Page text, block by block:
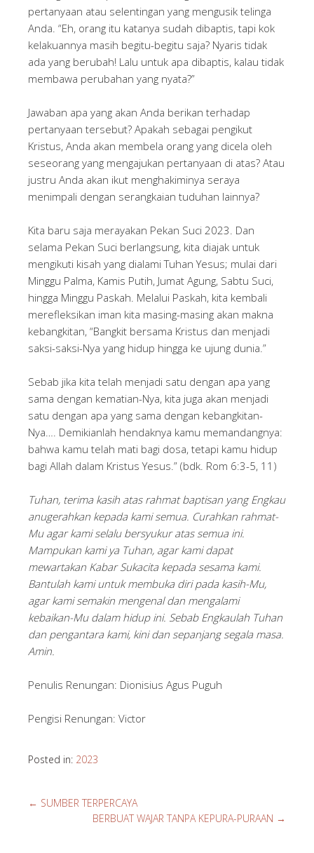
pertanyaan atau selentingan yang mengusik telinga
Anda. “Eh, orang itu katanya sudah dibaptis, tapi kok
kelakuannya masih begitu-begitu saja? Nyaris tidak
ada yang berubah! Lalu untuk apa dibaptis, kalau tidak
membawa perubahan yang nyata?”
Jawaban apa yang akan Anda berikan terhadap
pertanyaan tersebut? Apakah sebagai pengikut
Kristus, Anda akan membela orang yang dicela oleh
seseorang yang mengajukan pertanyaan di atas? Atau
justru Anda akan ikut menghakiminya seraya
menimpali dengan serangkaian tuduhan lainnya?
Kita baru saja merayakan Pekan Suci 2023. Dan
selama Pekan Suci berlangsung, kita diajak untuk
mengikuti kisah yang dialami Tuhan Yesus; mulai dari
Minggu Palma, Kamis Putih, Jumat Agung, Sabtu Suci,
hingga Minggu Paskah. Melalui Paskah, kita kembali
merefleksikan iman kita masing-masing akan makna
kebangkitan, “Bangkit bersama Kristus dan menjadi
saksi-saksi-Nya yang hidup hingga ke ujung dunia.”
Sebab jika kita telah menjadi satu dengan apa yang
sama dengan kematian-Nya, kita juga akan menjadi
satu dengan apa yang sama dengan kebangkitan-
Nya…. Demikianlah hendaknya kamu memandangnya:
bahwa kamu telah mati bagi dosa, tetapi kamu hidup
bagi Allah dalam Kristus Yesus.” (bdk. Rom 6:3-5, 11)
Tuhan, terima kasih atas rahmat baptisan yang Engkau
anugerahkan kepada kami semua. Curahkan rahmat-
Mu agar kami selalu bersyukur atas semua ini.
Mampukan kami ya Tuhan, agar kami dapat
mewartakan Kabar Sukacita kepada sesama kami.
Bantulah kami untuk membuka diri pada kasih-Mu,
agar kami semakin mengenal dan mengalami
kebaikan-Mu dalam hidup ini. Sebab Engkaulah Tuhan
dan pengantara kami, kini dan sepanjang segala masa.
Amin.
Penulis Renungan: Dionisius Agus Puguh
Pengisi Renungan: Victor
Posted in: 2023
← SUMBER TERPERCAYA
BERBUAT WAJAR TANPA KEPURA-PURAAN →